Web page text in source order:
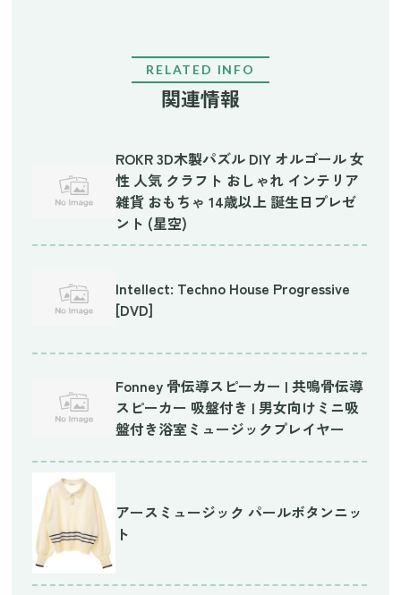
RELATED INFO
関連情報
ROKR 3D木製パズル DIY オルゴール 女
性 人気 クラフト おしゃれ インテリア
雑貨 おもちゃ 14歳以上 誕生日プレゼ
ント (星空)
Intellect: Techno House Progressive
[DVD]
Fonney 骨伝導スピーカー | 共鳴骨伝導
スピーカー 吸盤付き | 男女向けミニ吸
盤付き浴室ミュージックプレイヤー
アースミュージック パールボタンニッ
ト